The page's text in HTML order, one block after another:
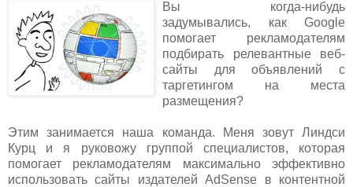
Вы когда-нибудь
задумывались, как Google
помогает рекламодателям
подбирать релевантные веб-
сайты для объявлений с
таргетингом на места
размещения?
Этим занимается наша команда. Меня зовут Линдси
Курц и я руковожу группой специалистов, которая
помогает рекламодателям максимально эффективно
использовать сайты издателей AdSense в контентной